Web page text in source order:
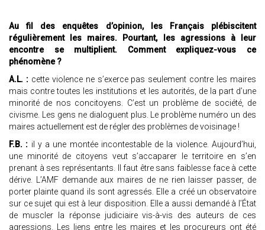
Au fil des enquêtes d’opinion, les Français plébiscitent
régulièrement les maires. Pourtant, les agressions à leur
encontre se multiplient. Comment expliquez-vous ce
phénomène ?
A.L. : cette violence ne s’exerce pas seulement contre les maires
mais contre toutes les institutions et les autorités, de la part d’une
minorité de nos concitoyens. C’est un problème de société, de
civisme. Les gens ne dialoguent plus. Le problème numéro un des
maires actuellement est de régler des problèmes de voisinage !
F.B. : il y a une montée incontestable de la violence. Aujourd’hui,
une minorité de citoyens veut s’accaparer le territoire en s’en
prenant à ses représentants. Il faut être sans faiblesse face à cette
dérive. L’AMF demande aux maires de ne rien laisser passer, de
porter plainte quand ils sont agressés. Elle a créé un observatoire
sur ce sujet qui est à leur disposition. Elle a aussi demandé à l’État
de muscler la réponse judiciaire vis-à-vis des auteurs de ces
agressions. Les liens entre les maires et les procureurs ont été